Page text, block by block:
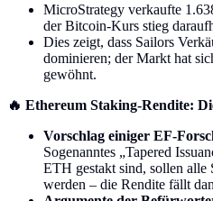
MicroStrategy verkaufte
der Bitcoin-Kurs stieg
Dies zeigt, dass Sailors
dominieren; der Markt hat
gewöhnt.
🔥 Ethereum Staking-Rendite:
Vorschlag einiger EF-
Sogenanntes „Tapered
ETH gestakt sind, sollen
werden – die Rendite fällt